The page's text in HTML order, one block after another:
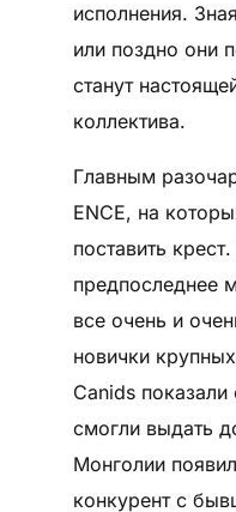
исполнения.
или поздно они
станут
коллектива.
Главным
ENCE, на
поставить
предпоследнее
все очень и
новички
Canids
смогли выдать
Монголии
конкурент с